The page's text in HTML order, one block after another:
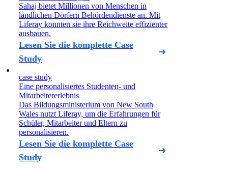
Sahaj bietet Millionen von Menschen in
ländlichen Dörfern Behördendienste an. Mit
Liferay konnten sie ihre Reichweite effizienter
ausbauen.
Lesen Sie die komplette Case
Study
case study
Eine personalisiertes Studenten- und
Mitarbeitererlebnis
Das Bildungsministerium von New South
Wales nutzt Liferay, um die Erfahrungen für
Schüler, Mitarbeiter und Eltern zu
personalisieren.
Lesen Sie die komplette Case
Study